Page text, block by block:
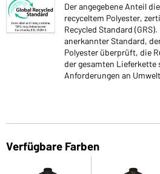
Der angegebene Anteil
recyceltem Polyester,
Recycled Standard
anerkannter Standard,
Polyester überprüft, die
der gesamten
Anforderungen an
Verfügbare Farben